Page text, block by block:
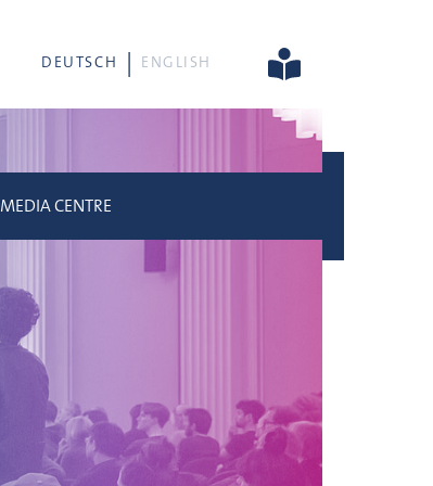
DEUTSCH ENGLISH
MEDIA CENTRE